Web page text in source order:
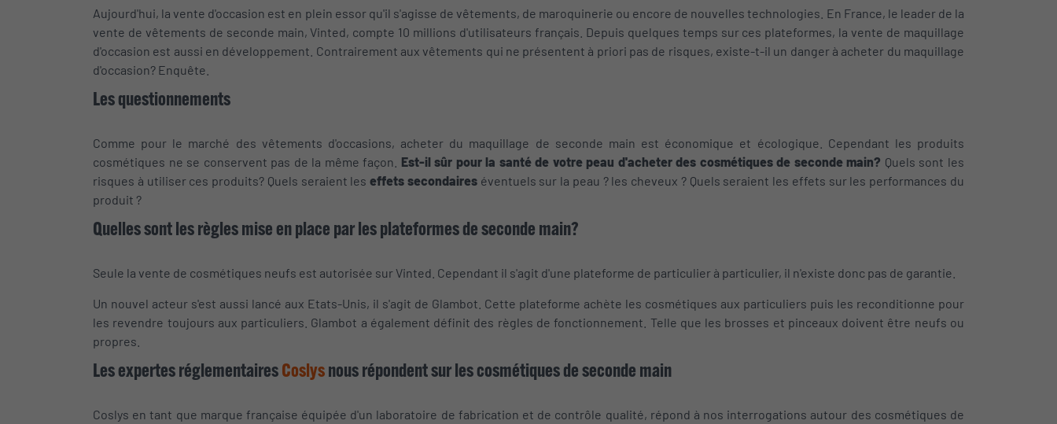
Aujourd'hui, la vente d'occasion est en plein essor qu'il s'agisse de vêtements, de maroquinerie ou encore de nouvelles technologies. En France, le leader de la
vente de vêtements de seconde main, Vinted, compte 10 millions d'utilisateurs français. Depuis quelques temps sur ces plateformes, la vente de maquillage
d'occasion est aussi en développement. Contrairement aux vêtements qui ne présentent à priori pas de risques, existe-t-il un danger à acheter du maquillage
d'occasion? Enquête.
Les questionnements
Comme pour le marché des vêtements d'occasions, acheter du maquillage de seconde main est économique et écologique. Cependant les produits
cosmétiques ne se conservent pas de la même façon. Est-il sûr pour la santé de votre peau d'acheter des cosmétiques de seconde main? Quels sont les
risques à utiliser ces produits? Quels seraient les effets secondaireséventuels sur la peau ? les cheveux ? Quels seraient les effets sur les performances du
produit ?
Quelles sont les règles mise en place par les plateformes de seconde main?
Seule la vente de cosmétiques neufs est autorisée sur Vinted. Cependant il s'agit d'une plateforme de particulier à particulier, il n'existe donc pas de garantie.
Un nouvel acteur s'est aussi lancé aux Etats-Unis, il s'agit de Glambot. Cette plateforme achète les cosmétiques aux particuliers puis les reconditionne pour
les revendre toujours aux particuliers. Glambot a également définit des règles de fonctionnement. Telle que les brosses et pinceaux doivent être neufs ou
propres.
Les expertes réglementaires Coslys nous répondent sur les cosmétiques de seconde main
Coslys en tant que marque française équipée d'un laboratoire de fabrication et de contrôle qualité, répond à nos interrogations autour des cosmétiques de